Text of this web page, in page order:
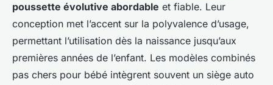
poussette évolutive abordable et fiable. Leur
conception met l’accent sur la polyvalence d’usage,
permettant l’utilisation dès la naissance jusqu’aux
premières années de l’enfant. Les modèles combinés
pas chers pour bébé intègrent souvent un siège auto